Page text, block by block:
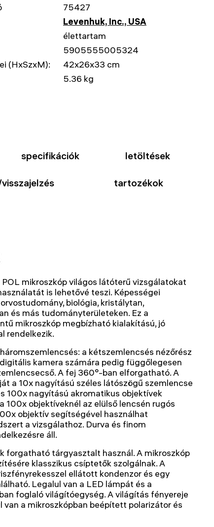
75427
Levenhuk, Inc., USA
élettartam
5905555005324
(HxSzxM):
42x26x33 cm
5.36 kg
specifikációk letöltések
tartozékok
mikroszkóp világos látóterű vizsgálatokat
is lehetővé teszi. Képességei
biológia, kristálytan,
és más tudományterületeken. Ez a
mikroszkóp megbízható kialakítású, jó
rendelkezik.
a kétszemlencsés nézőrész
kamera számára pedig függőlegesen
A fej 360°-ban elforgatható. A
a 10x nagyítású széles látószögű szemlencse
100x nagyítású akromatikus objektívek
100x objektíveknél az elülső lencsén rugós
objektív segítségével használhat
a vizsgálathoz. Durva és finom
áll.
forgatható tárgyasztalt használ. A mikroszkóp
klasszikus csíptetők szolgálnak. A
ellátott kondenzor és egy
Legalul van a LED lámpát és a
foglaló világítóegység. A világítás fényereje
van a mikroszkópban beépített polarizátor és